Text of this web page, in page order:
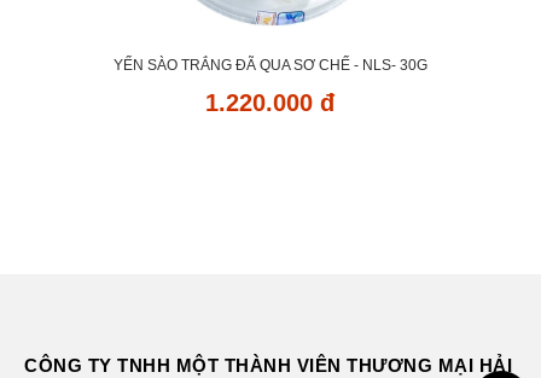
YẾN SÀO TRẮNG ĐÃ QUA SƠ CHẾ - NLS- 30G
1.220.000 đ
CÔNG TY TNHH MỘT THÀNH VIÊN THƯƠNG MẠI HẢI